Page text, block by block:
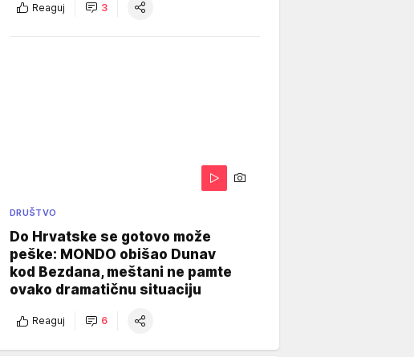
Reaguj 3
DRUŠTVO
Do Hrvatske se gotovo može
peške: MONDO obišao Dunav
kod Bezdana, meštani ne pamte
ovako dramatičnu situaciju
Reaguj 6